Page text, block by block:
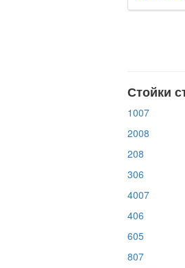
Стойки
1007
2008
208
306
4007
406
605
807